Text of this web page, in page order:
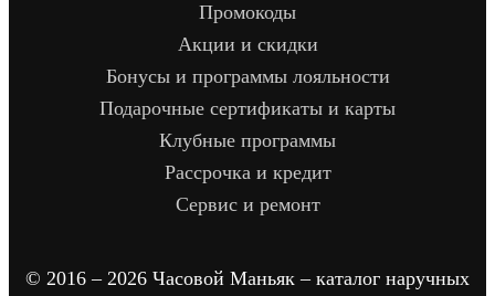
Промокоды
Акции и скидки
Бонусы и программы лояльности
Подарочные сертификаты и карты
Клубные программы
Рассрочка и кредит
Сервис и ремонт
© 2016 – 2026 Часовой Маньяк – каталог наручных